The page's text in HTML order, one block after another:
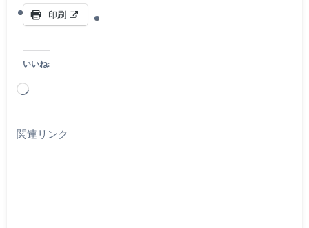
印刷
いいね:
読
み
関連リンク